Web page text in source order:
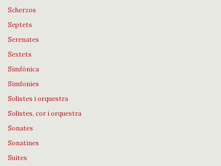
Scherzos
Septets
Serenates
Sextets
Simfònica
Simfonies
Solistes i orquestra
Solistes, cor i orquestra
Sonates
Sonatines
Suites